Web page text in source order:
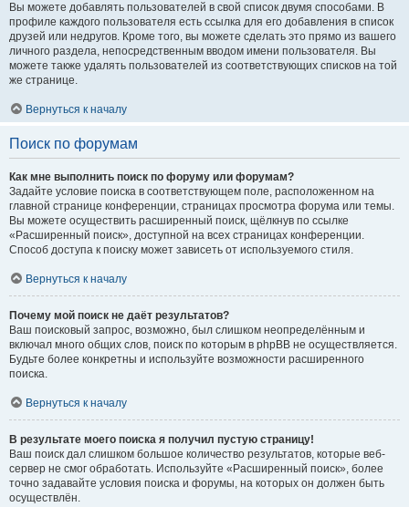
Вы можете добавлять пользователей в свой список двумя способами. В
профиле каждого пользователя есть ссылка для его добавления в список
друзей или недругов. Кроме того, вы можете сделать это прямо из вашего
личного раздела, непосредственным вводом имени пользователя. Вы
можете также удалять пользователей из соответствующих списков на той
же странице.
Вернуться к началу
Поиск по форумам
Как мне выполнить поиск по форуму или форумам?
Задайте условие поиска в соответствующем поле, расположенном на
главной странице конференции, страницах просмотра форума или темы.
Вы можете осуществить расширенный поиск, щёлкнув по ссылке
«Расширенный поиск», доступной на всех страницах конференции.
Способ доступа к поиску может зависеть от используемого стиля.
Вернуться к началу
Почему мой поиск не даёт результатов?
Ваш поисковый запрос, возможно, был слишком неопределённым и
включал много общих слов, поиск по которым в phpBB не осуществляется.
Будьте более конкретны и используйте возможности расширенного
поиска.
Вернуться к началу
В результате моего поиска я получил пустую страницу!
Ваш поиск дал слишком большое количество результатов, которые веб-
сервер не смог обработать. Используйте «Расширенный поиск», более
точно задавайте условия поиска и форумы, на которых он должен быть
осуществлён.